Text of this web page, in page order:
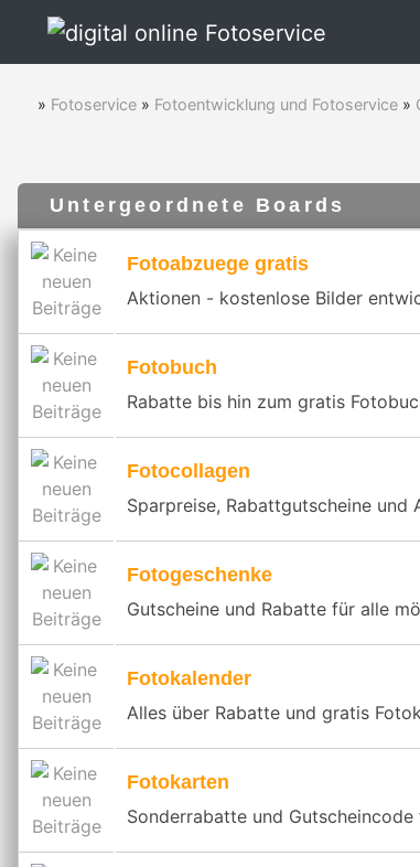
» Fotoservice » Fotoentwicklung und Fotoservice »
Untergeordnete Boards
Fotoabzuege gratis
Aktionen - kostenlose Bilder
Fotobuch
Rabatte bis hin zum gratis
Fotocollagen
Sparpreise, Rabattgutscheine
Fotogeschenke
Gutscheine und Rabatte für alle
Fotokalender
Alles über Rabatte und gratis
Fotokarten
Sonderrabatte und